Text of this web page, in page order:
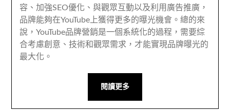
容、加強SEO優化、與觀眾互動以及利用廣告推廣，
品牌能夠在YouTube上獲得更多的曝光機會。總的來
說，YouTube品牌營銷是一個系統化的過程，需要綜
合考慮創意、技術和觀眾需求，才能實現品牌曝光的
最大化。
閱讀更多